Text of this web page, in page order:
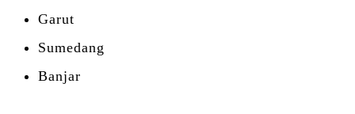
Garut
Sumedang
Banjar